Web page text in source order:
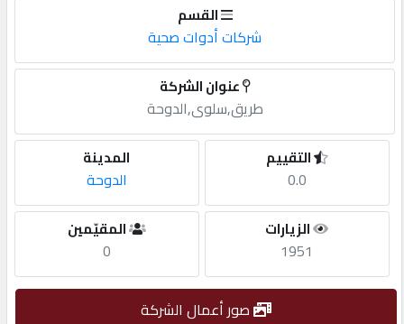
أضف
مطلوب
طلب
الاحصائيات
القسم
شركات أدوات صحية
عنوان الشركة
طريق,سلوى,الدوحة
المدينة
الدوحة
التقييم
0.0
المقيّمين
0
الزيارات
1951
صور أعمال الشركة